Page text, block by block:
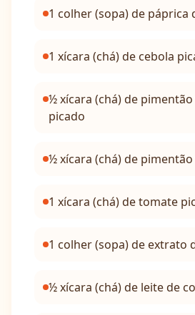
1 colher (sopa) de páprica
1 xícara (chá) de cebola
½ xícara (chá) de
picado
½ xícara (chá) de
1 xícara (chá) de tomate
1 colher (sopa) de extrato
½ xícara (chá) de leite de